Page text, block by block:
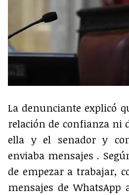
La denunciante explicó
relación de confianza ni
ella y el senador y
enviaba mensajes .
de empezar a trabajar,
mensajes de WhatsApp